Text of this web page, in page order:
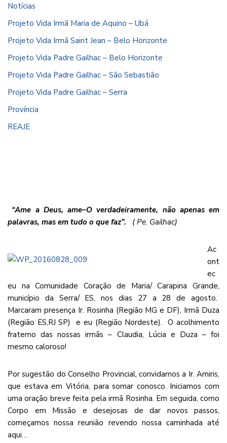
Notícias
Projeto Vida Irmã Maria de Aquino – Ubá
Projeto Vida Irmã Saint Jean – Belo Horizonte
Projeto Vida Padre Gailhac – Belo Horizonte
Projeto Vida Padre Gailhac – São Sebastião
Projeto Vida Padre Gailhac – Serra
Província
REAJE
“Ame a Deus, ame–O verdadeiramente, não apenas em
palavras, mas em tudo o que faz”. ( Pe. Gailhac)
Ac
ont
ec
eu na Comunidade Coração de Maria/ Carapina Grande,
município da Serra/ ES, nos dias 27 a 28 de agosto.
Marcaram presença Ir. Rosinha (Região MG e DF), Irmã Duza
(Região ES,RJ SP) e eu (Região Nordeste). O acolhimento
fraterno das nossas irmãs – Claudia, Lúcia e Duza – foi
mesmo caloroso!
Por sugestão do Conselho Provincial, convidamos a Ir. Amiris,
que estava em Vitória, para somar conosco. Iniciamos com
uma oração breve feita pela irmã Rosinha. Em seguida, como
Corpo em Missão e desejosas de dar novos passos,
começamos nossa reunião revendo nossa caminhada até
aqui…